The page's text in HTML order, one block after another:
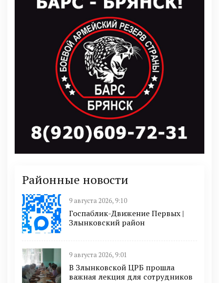
Районные новости
9 августа 2026, 9:10
Госпаблик-Движение Первых |
Злынковский район
9 августа 2026, 9:01
В Злынковской ЦРБ прошла
важная лекция для сотрудников